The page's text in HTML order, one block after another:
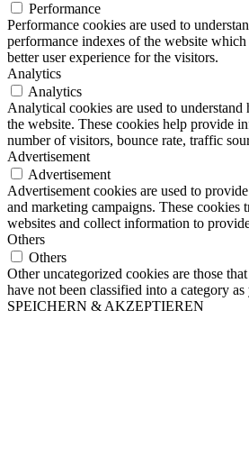
Performance
Performance cookies are used to
performance indexes of the website
better user experience for the visitors.
Analytics
Analytics
Analytical cookies are used to
the website. These cookies help provide
number of visitors, bounce rate, traffic
Advertisement
Advertisement
Advertisement cookies are used to
and marketing campaigns. These cookies
websites and collect information to
Others
Others
Other uncategorized cookies are those
have not been classified into a category as
SPEICHERN & AKZEPTIEREN